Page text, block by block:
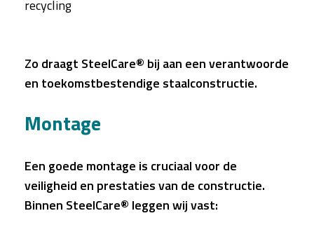
recycling
Zo draagt SteelCare® bij aan een verantwoorde
en toekomstbestendige staalconstructie.
Montage
Een goede montage is cruciaal voor de
veiligheid en prestaties van de constructie.
Binnen SteelCare® leggen wij vast: